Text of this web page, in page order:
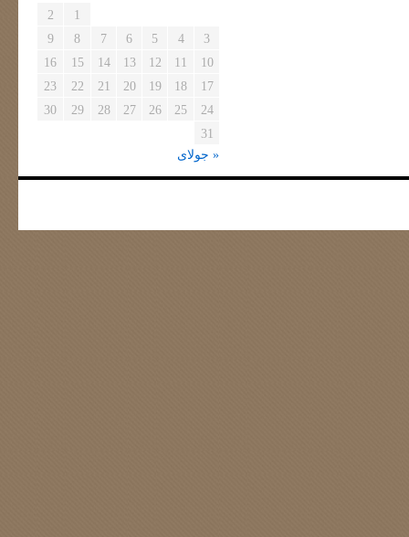
1
2
3
4
5
6
7
8
9
10
11
12
13
14
15
16
17
18
19
20
21
22
23
24
25
26
27
28
29
30
31
« جولای